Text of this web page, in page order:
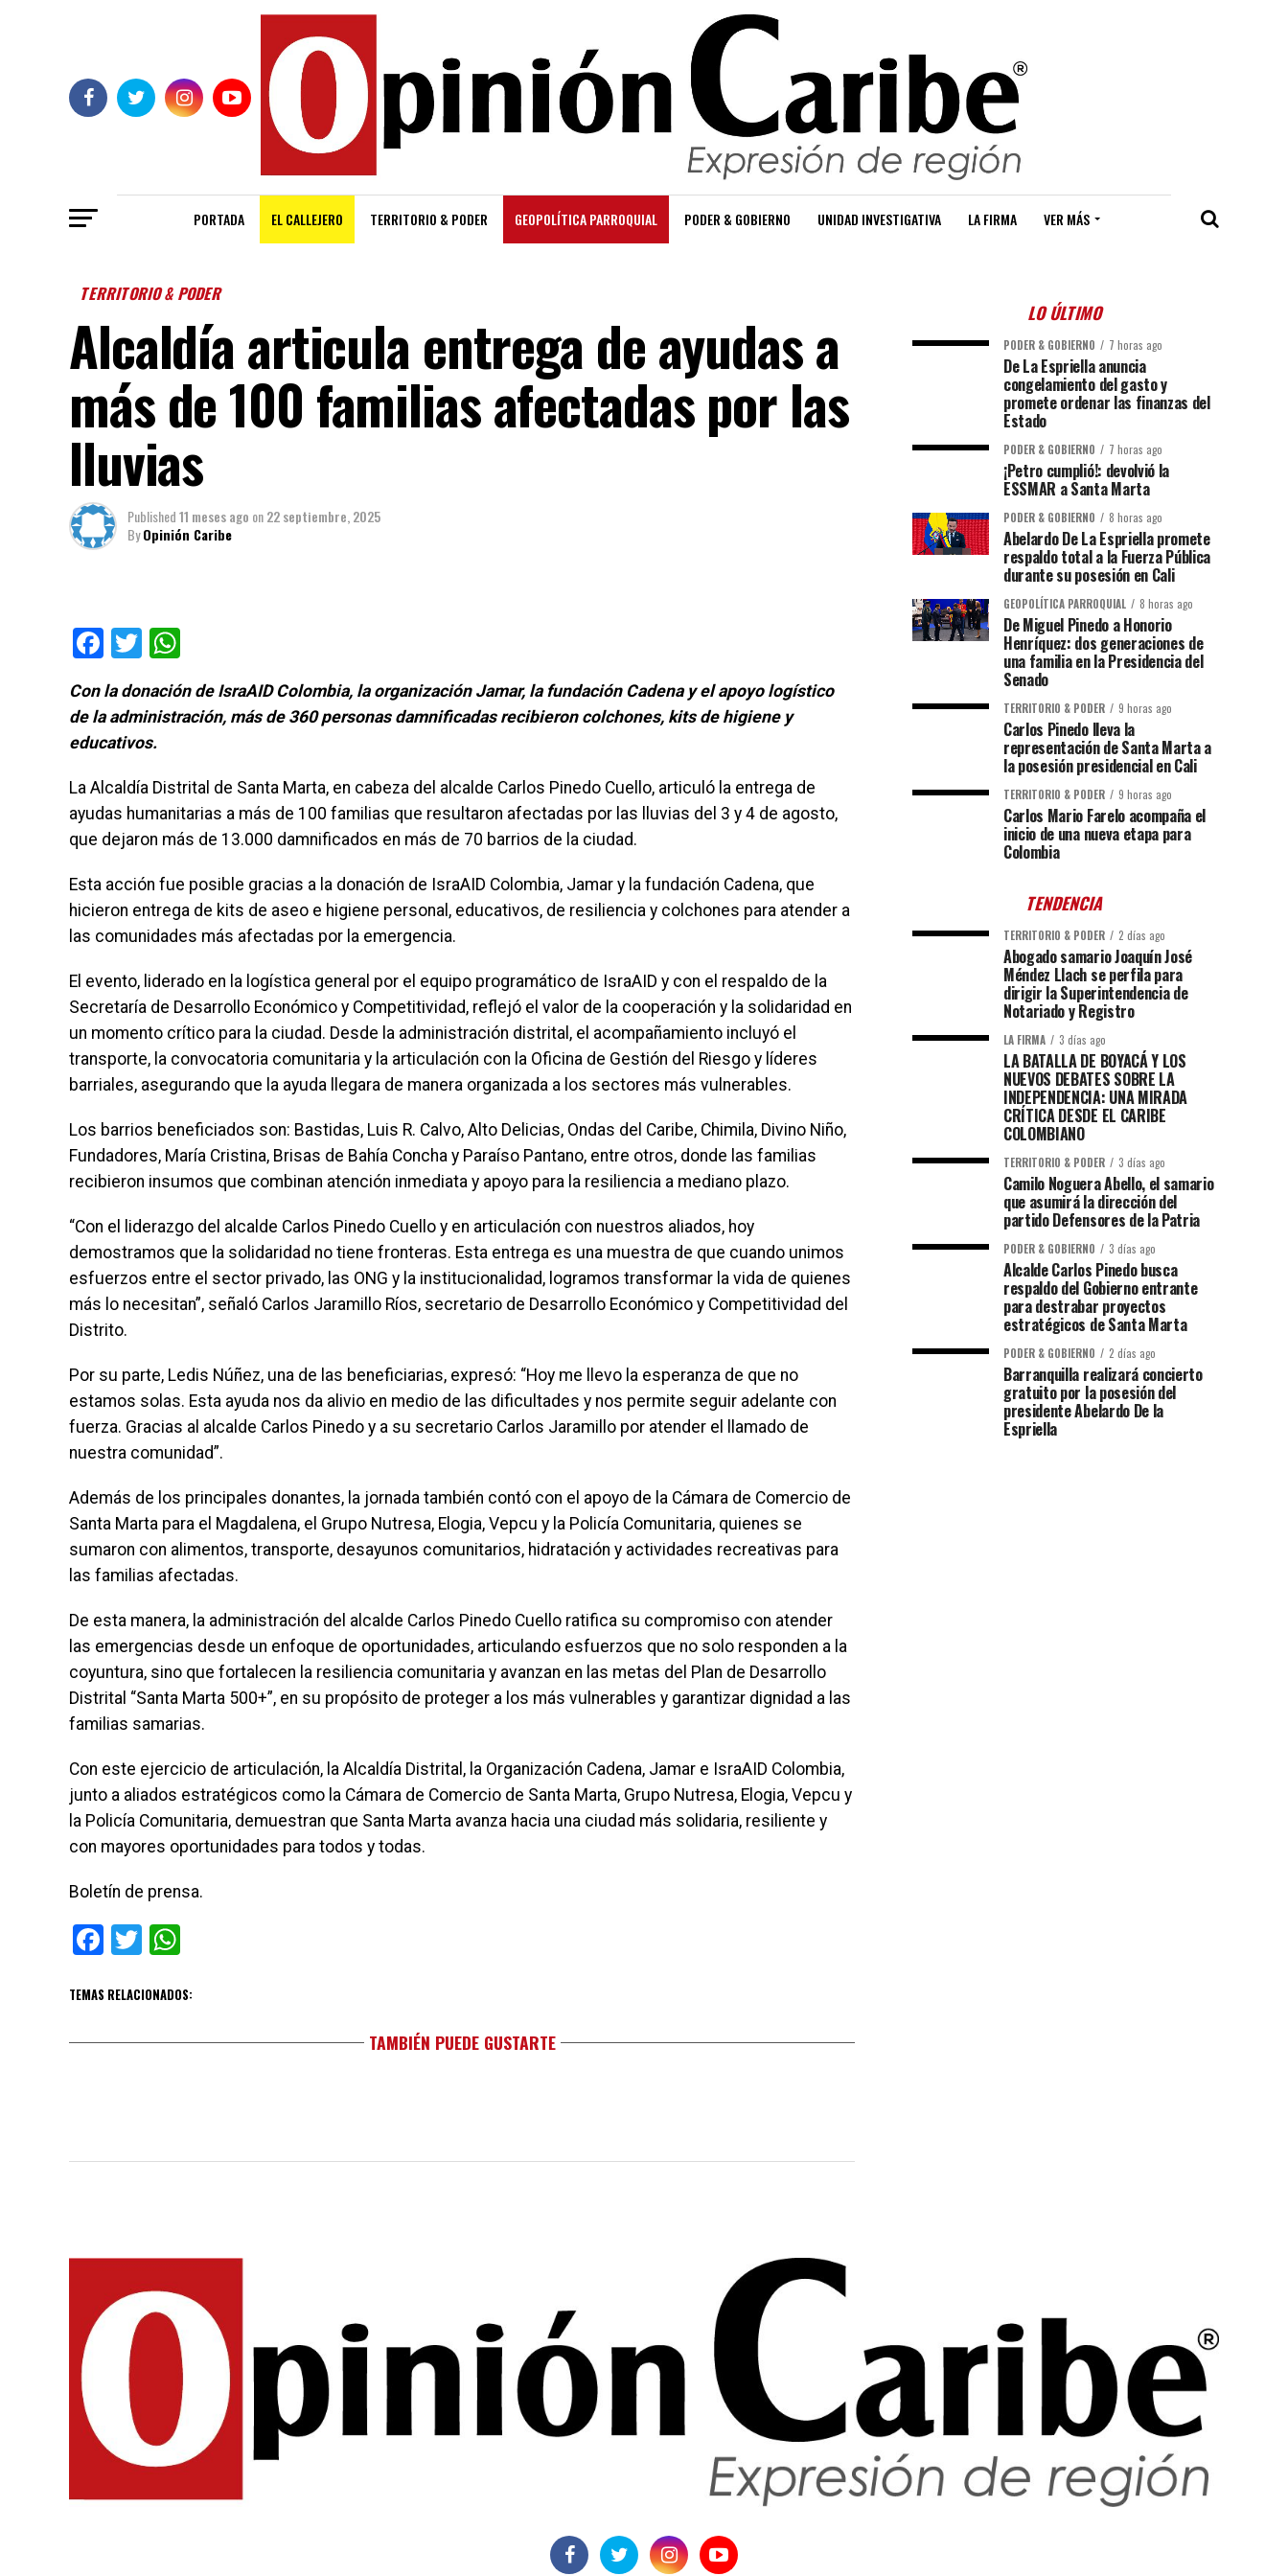
PORTADA EL CALLEJERO TERRITORIO & PODER GEOPOLÍTICA PARROQUIAL PODER & GOBIERNO UNIDAD INVESTIGATIVA LA FIRMA VER MÁS
TERRITORIO & PODER
Alcaldía articula entrega de ayudas a
más de 100 familias afectadas por las
lluvias
Published11 meses ago on22 septiembre, 2025
ByOpinión Caribe
Facebook
Twitter
Con la donación de IsraAID Colombia, la organización Jamar, la fundación Cadena y el apoyo logístico
de la administración, más de 360 personas damnificadas recibieron colchones, kits de higiene y
educativos.
La Alcaldía Distrital de Santa Marta, en cabeza del alcalde Carlos Pinedo Cuello, articuló la entrega de
ayudas humanitarias a más de 100 familias que resultaron afectadas por las lluvias del 3 y 4 de agosto,
que dejaron más de 13.000 damnificados en más de 70 barrios de la ciudad.
Esta acción fue posible gracias a la donación de IsraAID Colombia, Jamar y la fundación Cadena, que
hicieron entrega de kits de aseo e higiene personal, educativos, de resiliencia y colchones para atender a
las comunidades más afectadas por la emergencia.
El evento, liderado en la logística general por el equipo programático de IsraAID y con el respaldo de la
Secretaría de Desarrollo Económico y Competitividad, reflejó el valor de la cooperación y la solidaridad en
un momento crítico para la ciudad. Desde la administración distrital, el acompañamiento incluyó el
transporte, la convocatoria comunitaria y la articulación con la Oficina de Gestión del Riesgo y líderes
barriales, asegurando que la ayuda llegara de manera organizada a los sectores más vulnerables.
Los barrios beneficiados son: Bastidas, Luis R. Calvo, Alto Delicias, Ondas del Caribe, Chimila, Divino Niño,
Fundadores, María Cristina, Brisas de Bahía Concha y Paraíso Pantano, entre otros, donde las familias
recibieron insumos que combinan atención inmediata y apoyo para la resiliencia a mediano plazo.
“Con el liderazgo del alcalde Carlos Pinedo Cuello y en articulación con nuestros aliados, hoy
demostramos que la solidaridad no tiene fronteras. Esta entrega es una muestra de que cuando unimos
esfuerzos entre el sector privado, las ONG y la institucionalidad, logramos transformar la vida de quienes
más lo necesitan”, señaló Carlos Jaramillo Ríos, secretario de Desarrollo Económico y Competitividad del
Distrito.
Por su parte, Ledis Núñez, una de las beneficiarias, expresó: “Hoy me llevo la esperanza de que no
estamos solas. Esta ayuda nos da alivio en medio de las dificultades y nos permite seguir adelante con
fuerza. Gracias al alcalde Carlos Pinedo y a su secretario Carlos Jaramillo por atender el llamado de
nuestra comunidad”.
Además de los principales donantes, la jornada también contó con el apoyo de la Cámara de Comercio de
Santa Marta para el Magdalena, el Grupo Nutresa, Elogia, Vepcu y la Policía Comunitaria, quienes se
sumaron con alimentos, transporte, desayunos comunitarios, hidratación y actividades recreativas para
las familias afectadas.
De esta manera, la administración del alcalde Carlos Pinedo Cuello ratifica su compromiso con atender
las emergencias desde un enfoque de oportunidades, articulando esfuerzos que no solo responden a la
coyuntura, sino que fortalecen la resiliencia comunitaria y avanzan en las metas del Plan de Desarrollo
Distrital “Santa Marta 500+”, en su propósito de proteger a los más vulnerables y garantizar dignidad a las
familias samarias.
Con este ejercicio de articulación, la Alcaldía Distrital, la Organización Cadena, Jamar e IsraAID Colombia,
junto a aliados estratégicos como la Cámara de Comercio de Santa Marta, Grupo Nutresa, Elogia, Vepcu y
la Policía Comunitaria, demuestran que Santa Marta avanza hacia una ciudad más solidaria, resiliente y
con mayores oportunidades para todos y todas.
Boletín de prensa.
Facebook
Twitter
TEMAS RELACIONADOS:
TAMBIÉN PUEDE GUSTARTE
LO ÚLTIMO
PODER & GOBIERNO 7 horas ago
De La Espriella anuncia
congelamiento del gasto y
promete ordenar las finanzas del
Estado
PODER & GOBIERNO 7 horas ago
¡Petro cumplió!: devolvió la
ESSMAR a Santa Marta
PODER & GOBIERNO 8 horas ago
Abelardo De La Espriella promete
respaldo total a la Fuerza Pública
durante su posesión en Cali
GEOPOLÍTICA PARROQUIAL 8 horas ago
De Miguel Pinedo a Honorio
Henríquez: dos generaciones de
una familia en la Presidencia del
Senado
TERRITORIO & PODER 9 horas ago
Carlos Pinedo lleva la
representación de Santa Marta a
la posesión presidencial en Cali
TERRITORIO & PODER 9 horas ago
Carlos Mario Farelo acompaña el
inicio de una nueva etapa para
Colombia
TENDENCIA
TERRITORIO & PODER 2 días ago
Abogado samario Joaquín José
Méndez Llach se perfila para
dirigir la Superintendencia de
Notariado y Registro
LA FIRMA 3 días ago
LA BATALLA DE BOYACÁ Y LOS
NUEVOS DEBATES SOBRE LA
INDEPENDENCIA: UNA MIRADA
CRÍTICA DESDE EL CARIBE
COLOMBIANO
TERRITORIO & PODER 3 días ago
Camilo Noguera Abello, el samario
que asumirá la dirección del
partido Defensores de la Patria
PODER & GOBIERNO 3 días ago
Alcalde Carlos Pinedo busca
respaldo del Gobierno entrante
para destrabar proyectos
estratégicos de Santa Marta
PODER & GOBIERNO 2 días ago
Barranquilla realizará concierto
gratuito por la posesión del
presidente Abelardo De la
Espriella